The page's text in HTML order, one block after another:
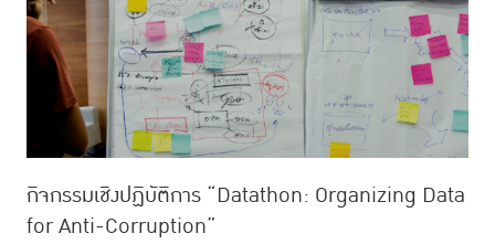
กิจกรรมเชิงปฏิบัติการ “Datathon: Organizing Data
for Anti-Corruption”